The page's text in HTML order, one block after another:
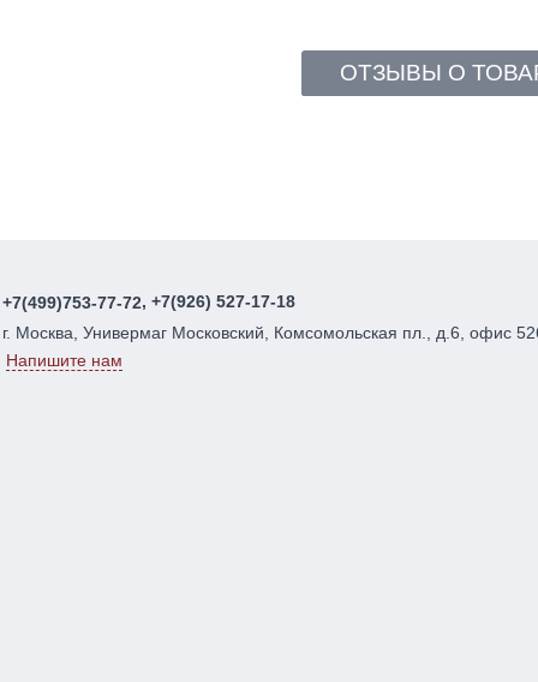
ОТЗЫВЫ О
+7(499)753-77-72, +7(926) 527-17-18
г. Москва, Универмаг Московский, Комсомольская пл., д.6, офис
Напишите нам